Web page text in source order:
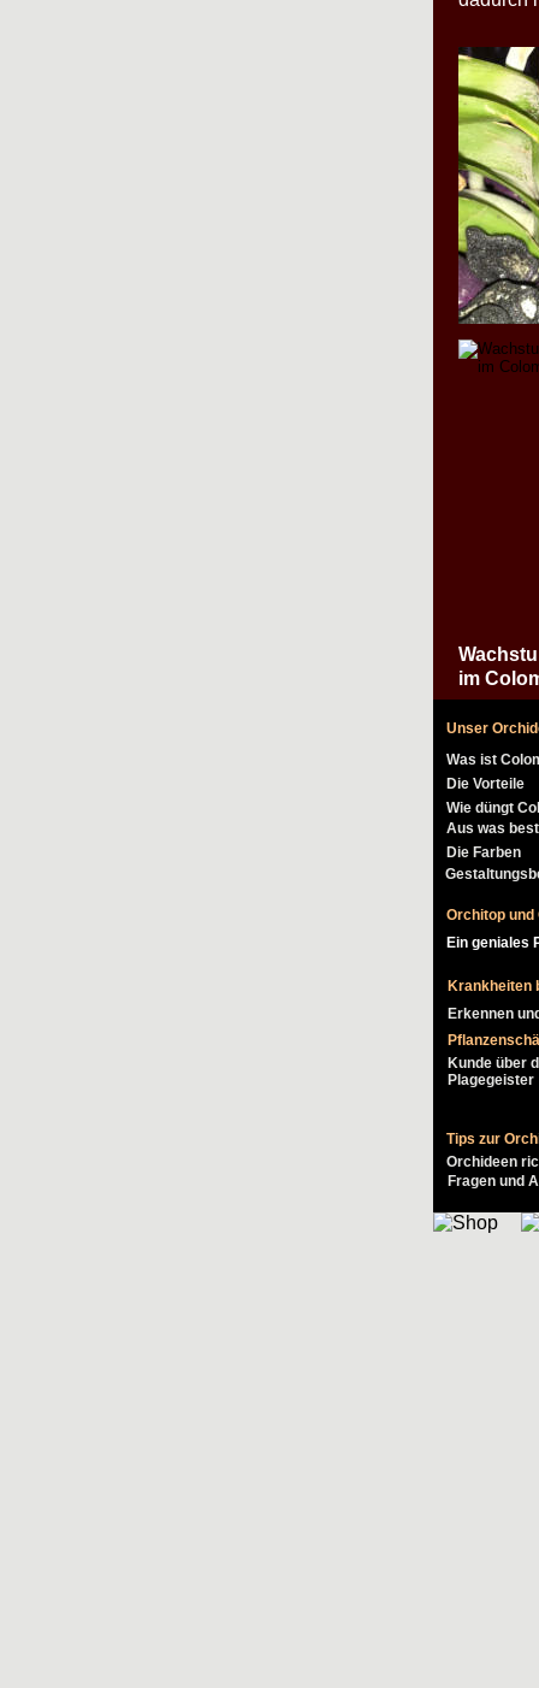
im
Orchideen
Fragen und
Tips zur
Was ist
Die Vorteile
Die Farben
Aus was
Wie düngt
Unser
Orchitop
Ein geniales
Kunde über
Plagegeister
Krankheiten
Erkennen